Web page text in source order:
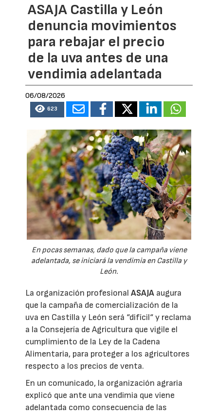
ASAJA Castilla y León
denuncia movimientos
para rebajar el precio
de la uva antes de una
vendimia adelantada
06/08/2026
623
En pocas semanas, dado que la campaña viene
adelantada, se iniciará la vendimia en Castilla y
León.
La organización profesionalASAJA augura
que la campaña de comercialización de la
uva en Castilla y León será “difícil“ y reclama
a la Consejería de Agricultura que vigile el
cumplimiento de la Ley de la Cadena
Alimentaria, para proteger a los agricultores
respecto a los precios de venta.
En un comunicado, la organización agraria
explicó que ante una vendimia que viene
adelantada como consecuencia de las